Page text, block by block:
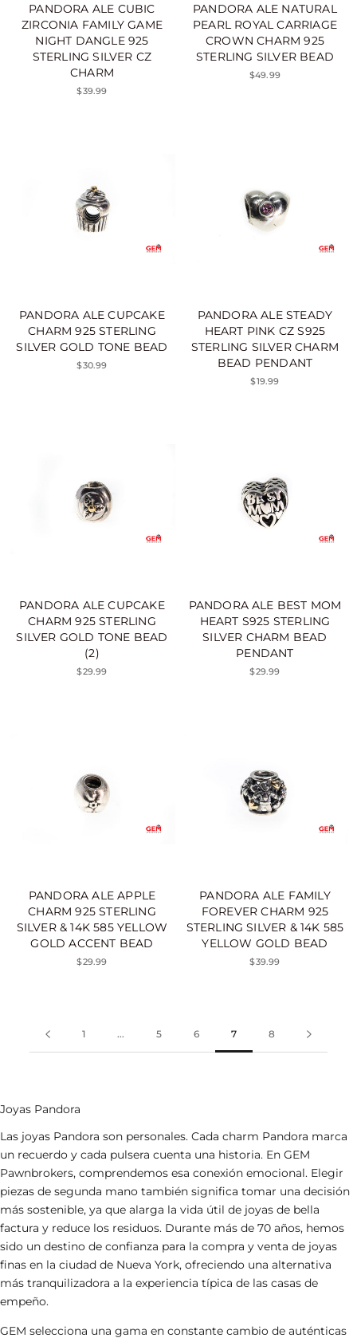
PANDORA ALE CUBIC
ZIRCONIA FAMILY GAME
NIGHT DANGLE 925
STERLING SILVER CZ
CHARM
$39.99
PANDORA ALE NATURAL
PEARL ROYAL CARRIAGE
CROWN CHARM 925
STERLING SILVER BEAD
$49.99
PANDORA ALE CUPCAKE
CHARM 925 STERLING
SILVER GOLD TONE BEAD
$30.99
PANDORA ALE STEADY
HEART PINK CZ S925
STERLING SILVER CHARM
BEAD PENDANT
$19.99
PANDORA ALE CUPCAKE
CHARM 925 STERLING
SILVER GOLD TONE BEAD
(2)
$29.99
PANDORA ALE BEST MOM
HEART S925 STERLING
SILVER CHARM BEAD
PENDANT
$29.99
PANDORA ALE APPLE
CHARM 925 STERLING
SILVER & 14K 585 YELLOW
GOLD ACCENT BEAD
$29.99
PANDORA ALE FAMILY
FOREVER CHARM 925
STERLING SILVER & 14K 585
YELLOW GOLD BEAD
$39.99
1 ... 5 6 7 8
Joyas Pandora
Las joyas Pandora son personales. Cada charm Pandora marca
un recuerdo y cada pulsera cuenta una historia. En GEM
Pawnbrokers, comprendemos esa conexión emocional. Elegir
piezas de segunda mano también significa tomar una decisión
más sostenible, ya que alarga la vida útil de joyas de bella
factura y reduce los residuos. Durante más de 70 años, hemos
sido un destino de confianza para la compra y venta de joyas
finas en la ciudad de Nueva York, ofreciendo una alternativa
más tranquilizadora a la experiencia típica de las casas de
empeño.
GEM selecciona una gama en constante cambio de auténticas